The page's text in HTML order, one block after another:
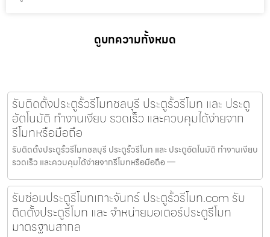
ดูบทความทั้งหมด
รับติดตั้งประตูรั้วรีโมทชลบุรี ประตูรั้วรีโมท และ ประตู
อัตโนมัติ ทำงานเงียบ รวดเร็ว และควบคุมได้ง่ายจาก
รีโมทหรือมือถือ
รับติดตั้งประตูรั้วรีโมทชลบุรี ประตูรั้วรีโมท และ ประตูอัตโนมัติ ทำงานเงียบ
รวดเร็ว และควบคุมได้ง่ายจากรีโมทหรือมือถือ —
รับซ่อมประตูรีโมทเกาะจันทร์ ประตูรั้วรีโมท.com รับ
ติดตั้งประตูรีโมท และ จำหน่ายมอเตอร์ประตูรีโมท
มาตรฐานสากล